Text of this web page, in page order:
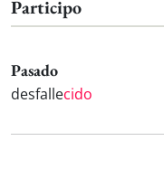
Participo
Pasado
desfallecido